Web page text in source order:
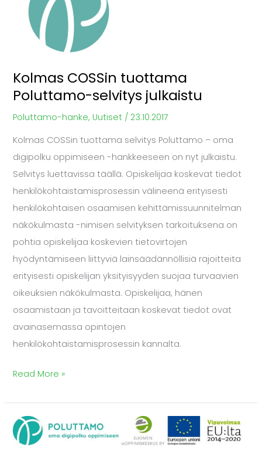
Kolmas COSSin tuottama
Poluttamo-selvitys julkaistu
Poluttamo-hanke, Uutiset / 23.10.2017
Kolmas COSSin tuottama selvitys Poluttamo – oma
digipolku oppimiseen -hankkeeseen on nyt julkaistu.
Selvitys luettavissa täällä. Opiskelijaa koskevat tiedot
henkilökohtaistamisprosessin välineenä erityisesti
henkilökohtaisen osaamisen kehittämissuunnitelman
näkökulmasta -nimisen selvityksen tarkoituksena on
pohtia opiskelijaa koskevien tietovirtojen
hyödyntämiseen liittyviä lainsäädännöllisiä rajoitteita
erityisesti opiskelijan yksityisyyden suojaa turvaavien
oikeuksien näkökulmasta. Opiskelijaa, hänen
osaamistaan ja tavoitteitaan koskevat tiedot ovat
avainasemassa opintojen
henkilökohtaistamisprosessin kannalta.
tuottama
Poluttamo-
Read More »
Poluttamo
–